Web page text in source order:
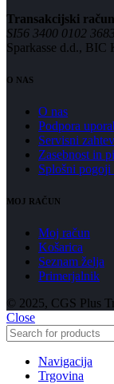
Transakcijski račun
SI56 3400 0102
Sparkasse d.d., BIC
O NAS
O nas
Podpora
Servisni
Zasebnost in
Splošni pogoji
MOJ RAČUN
Moj račun
Košarica
Seznam želja
Primerjalnik
© 2025, CGS Plus
Close
Navigacija
Trgovina